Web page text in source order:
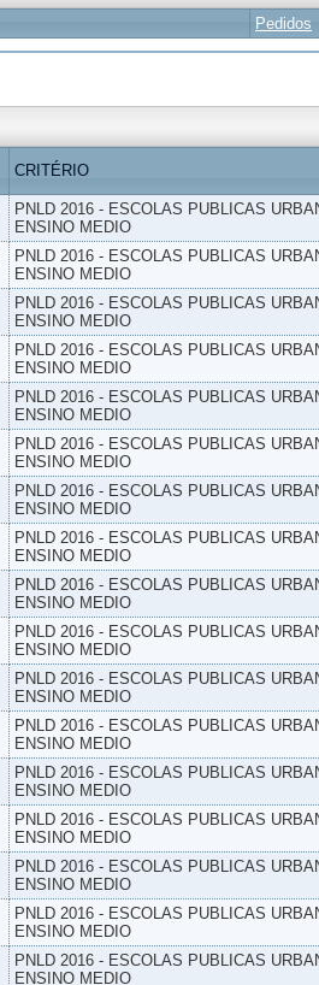
Pedidos
CRITÉRIO
PNLD 2016 - ESCOLAS PUBLICAS
ENSINO MEDIO
PNLD 2016 - ESCOLAS PUBLICAS
ENSINO MEDIO
PNLD 2016 - ESCOLAS PUBLICAS
ENSINO MEDIO
PNLD 2016 - ESCOLAS PUBLICAS
ENSINO MEDIO
PNLD 2016 - ESCOLAS PUBLICAS
ENSINO MEDIO
PNLD 2016 - ESCOLAS PUBLICAS
ENSINO MEDIO
PNLD 2016 - ESCOLAS PUBLICAS
ENSINO MEDIO
PNLD 2016 - ESCOLAS PUBLICAS
ENSINO MEDIO
PNLD 2016 - ESCOLAS PUBLICAS
ENSINO MEDIO
PNLD 2016 - ESCOLAS PUBLICAS
ENSINO MEDIO
PNLD 2016 - ESCOLAS PUBLICAS
ENSINO MEDIO
PNLD 2016 - ESCOLAS PUBLICAS
ENSINO MEDIO
PNLD 2016 - ESCOLAS PUBLICAS
ENSINO MEDIO
PNLD 2016 - ESCOLAS PUBLICAS
ENSINO MEDIO
PNLD 2016 - ESCOLAS PUBLICAS
ENSINO MEDIO
PNLD 2016 - ESCOLAS PUBLICAS
ENSINO MEDIO
PNLD 2016 - ESCOLAS PUBLICAS
ENSINO MEDIO